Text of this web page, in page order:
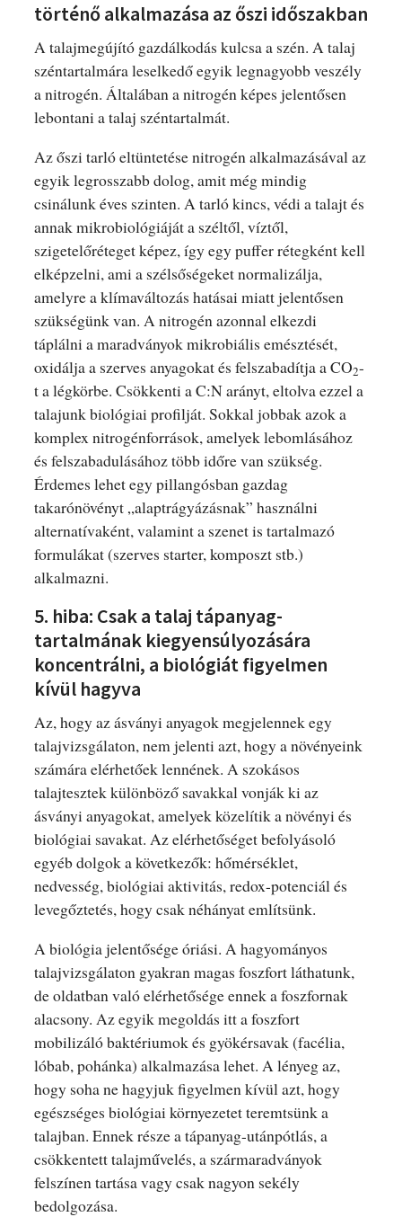
történő alkalmazása az őszi időszakban
A talajmegújító gazdálkodás kulcsa a szén. A talaj
széntartalmára leselkedő egyik legnagyobb veszély
a nitrogén. Általában a nitrogén képes jelentősen
lebontani a talaj széntartalmát.
Az őszi tarló eltüntetése nitrogén alkalmazásával az
egyik legrosszabb dolog, amit még mindig
csinálunk éves szinten. A tarló kincs, védi a talajt és
annak mikrobiológiáját a széltől, víztől,
szigetelőréteget képez, így egy puffer rétegként kell
elképzelni, ami a szélsőségeket normalizálja,
amelyre a klímaváltozás hatásai miatt jelentősen
szükségünk van. A nitrogén azonnal elkezdi
táplálni a maradványok mikrobiális emésztését,
oxidálja a szerves anyagokat és felszabadítja a CO2-
t a légkörbe. Csökkenti a C:N arányt, eltolva ezzel a
talajunk biológiai profilját. Sokkal jobbak azok a
komplex nitrogénforrások, amelyek lebomlásához
és felszabadulásához több időre van szükség.
Érdemes lehet egy pillangósban gazdag
takarónövényt „alaptrágyázásnak” használni
alternatívaként, valamint a szenet is tartalmazó
formulákat (szerves starter, komposzt stb.)
alkalmazni.
5. hiba: Csak a talaj tápanyag-
tartalmának kiegyensúlyozására
koncentrálni, a biológiát figyelmen
kívül hagyva
Az, hogy az ásványi anyagok megjelennek egy
talajvizsgálaton, nem jelenti azt, hogy a növényeink
számára elérhetőek lennének. A szokásos
talajtesztek különböző savakkal vonják ki az
ásványi anyagokat, amelyek közelítik a növényi és
biológiai savakat. Az elérhetőséget befolyásoló
egyéb dolgok a következők: hőmérséklet,
nedvesség, biológiai aktivitás, redox-potenciál és
levegőztetés, hogy csak néhányat említsünk.
A biológia jelentősége óriási. A hagyományos
talajvizsgálaton gyakran magas foszfort láthatunk,
de oldatban való elérhetősége ennek a foszfornak
alacsony. Az egyik megoldás itt a foszfort
mobilizáló baktériumok és gyökérsavak (facélia,
lóbab, pohánka) alkalmazása lehet. A lényeg az,
hogy soha ne hagyjuk figyelmen kívül azt, hogy
egészséges biológiai környezetet teremtsünk a
talajban. Ennek része a tápanyag-utánpótlás, a
csökkentett talajművelés, a szármaradványok
felszínen tartása vagy csak nagyon sekély
bedolgozása.